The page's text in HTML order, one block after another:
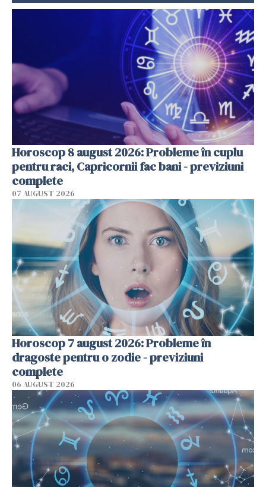
Horoscop 8 august 2026: Probleme în cuplu
pentru raci, Capricornii fac bani - previziuni
complete
07 AUGUST 2026
Horoscop 7 august 2026: Probleme în
dragoste pentru o zodie - previziuni
complete
06 AUGUST 2026